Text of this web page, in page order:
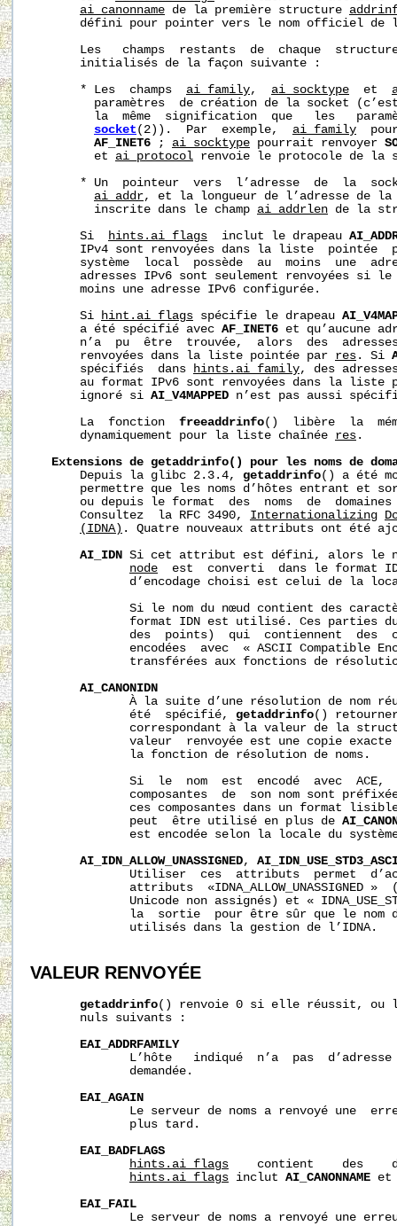
ai_canonname de la première structure
défini pour pointer vers le nom officiel de
Les   champs  restants  de  chaque
       initialisés de la façon suivante :
       * Les  champs
ai_family, ai_socktype
  et
paramètres  de création de la socket
la  même  signification  que   les
socket (2)).  Par  exemple, ai_family
AF_INET6 ; ai_socktype pourrait renvoyer
         et
ai_protocol renvoie le protocole de la
* Un  pointeur  vers  l’adresse  de  la
ai_addr, et la longueur de l’adresse de
         inscrite dans le champ
ai_addrlen de la
       Si
hints.ai_flags
  inclut le drapeau
IPv4 sont renvoyées dans la liste  pointée
système  local  possède  au  moins  une
adresses IPv6 sont seulement renvoyées si
       moins une adresse IPv6 configurée.
       Si
hint.ai_flags spécifie le drapeau
       a été spécifié avec
AF_INET6 et qu’aucune
n’a  pu  être  trouvée,  alors  des
       renvoyées dans la liste pointée par
res . Si
       spécifiés  dans
hints.ai_family, des
au format IPv6 sont renvoyées dans la liste
       ignoré si
AI_V4MAPPED n’est pas aussi
       La  fonction
freeaddrinfo()  libère  la
       dynamiquement pour la liste chaînée
res .
Extensions de getaddrinfo() pour les noms de
       Depuis la glibc 2.3.4,
getaddrinfo() a été
permettre que les noms d’hôtes entrant et
ou depuis le format  des  noms  de
       Consultez  la RFC 3490,
Internationalizing
(IDNA) . Quatre nouveaux attributs ont été
AI_IDN Si cet attribut est défini, alors le
node
est  converti  dans le format
d’encodage choisi est celui de la
Si le nom du nœud contient des
format IDN est utilisé. Ces parties
des  points)  qui  contiennent  des
encodées  avec  « ASCII Compatible
transférées aux fonctions de
AI_CANONIDN
À la suite d’une résolution de nom
              été  spécifié,
getaddrinfo()
correspondant à la valeur de la
valeur  renvoyée est une copie
              la fonction de résolution de noms.
Si  le  nom  est  encodé  avec  ACE,
composantes  de  son nom sont
ces composantes dans un format
              peut  être utilisé en plus de
est encodée selon la locale du
AI_IDN_ALLOW_UNASSIGNED,
Utiliser  ces  attributs  permet
attributs  «IDNA_ALLOW_UNASSIGNED »
Unicode non assignés) et «
la  sortie  pour être sûr que le nom
              utilisés dans la gestion de l’IDNA.
VALEUR RENVOYÉE
getaddrinfo() renvoie 0 si elle réussit, ou
       nuls suivants :
EAI_ADDRFAMILY
L’hôte   indiqué  n’a  pas
              demandée.
EAI_AGAIN
Le serveur de noms a renvoyé une
              plus tard.
EAI_BADFLAGS
hints.ai_flags
contient    des
hints.ai_flags inclut AI_CANONNAME
EAI_FAIL
Le serveur de noms a renvoyé une